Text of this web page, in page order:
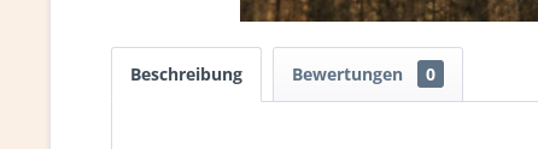
Beschreibung Bewertungen 0